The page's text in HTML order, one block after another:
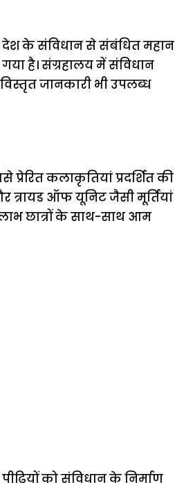
देश के संविधान से संबंधित महान
गया है। संग्रहालय में संविधान
जानकारी भी उपलब्ध
कलाकृतियां प्रदर्शित की
त्रायड ऑफ यूनिट जैसी मूर्तियां
लाभ छात्रों के साथ-साथ आम
को संविधान के निर्माण